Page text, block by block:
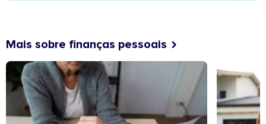
Mais sobre finanças pessoais